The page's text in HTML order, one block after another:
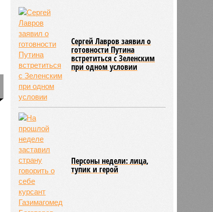
существование инопланетян и
усомнился в современной картине
мира
Сергей Лавров заявил о
готовности Путина
встретиться с Зеленским
при одном условии
Персоны недели: лица,
тупик и герой